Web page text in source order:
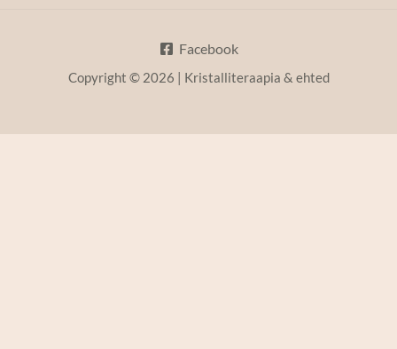
Facebook
Copyright © 2026 | Kristalliteraapia & ehted